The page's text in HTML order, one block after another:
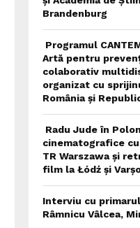
Brandenburg
Programul
Artă pentru
colaborativ
organizat cu
România și
Radu Jude în
cinematografice
TR Warszawa și
film la Łódź și
Interviu cu
Râmnicu Vâlcea,